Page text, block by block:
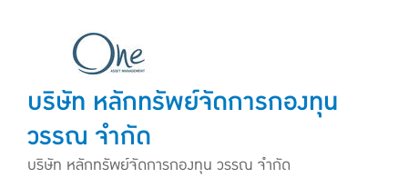
บริษัท หลักทรัพย์จัดการกองทุน
วรรณ จำกัด
บริษัท หลักทรัพย์จัดการกองทุน วรรณ จำกัด